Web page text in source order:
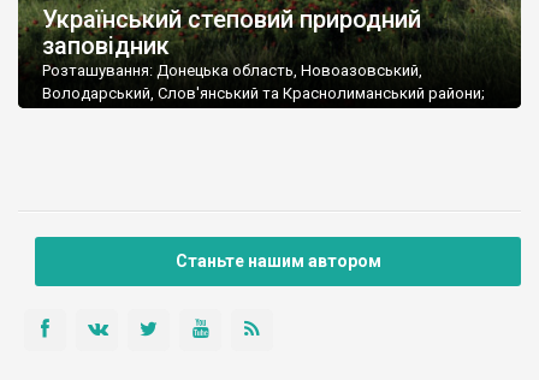
Український степовий природний
заповідник
Розташування: Донецька область, Новоазовський,
Володарський, Слов'янський та Краснолиманський райони;
Поштова адреса:
87620, Донецька обл., Новоазовський р-н, с. Хомутове
87022, Донецька обл., Володарський р-н, с. Назарівка
Станьте нашим автором